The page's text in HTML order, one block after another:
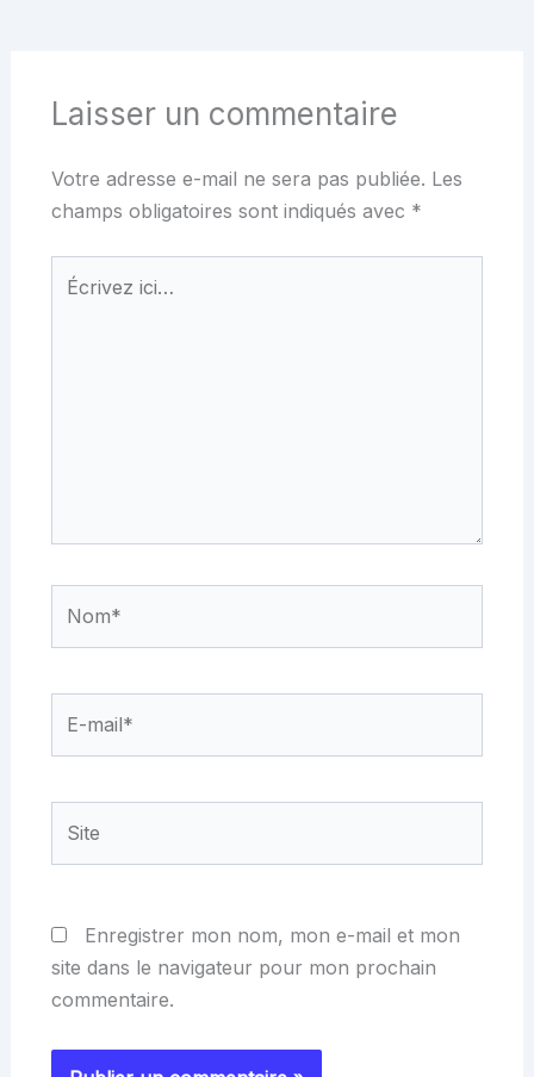
Laisser un commentaire
Votre adresse e-mail ne sera pas publiée. Les
champs obligatoires sont indiqués avec *
Écrivez
ici…
mail*
Enregistrer mon nom, mon e-mail et mon
site dans le navigateur pour mon prochain
commentaire.